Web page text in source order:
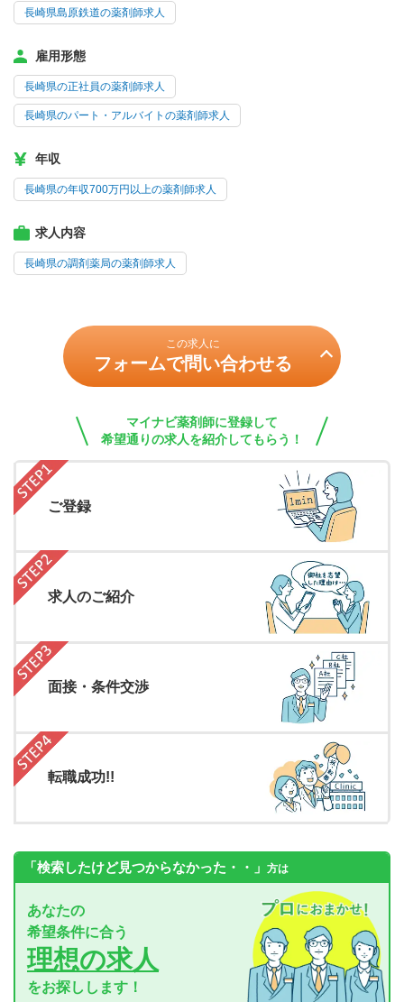
長崎県島原鉄道の薬剤師求人
雇用形態
長崎県の正社員の薬剤師求人
長崎県のパート・アルバイトの薬剤師求人
年収
長崎県の年収700万円以上の薬剤師求人
求人内容
長崎県の調剤薬局の薬剤師求人
この求人に
フォームで問い合わせる
マイナビ薬剤師に登録して
希望通りの求人を紹介してもらう！
ご登録
求人のご紹介
面接・条件交渉
転職成功!!
「検索したけど見つからなかった・・」 方は
あなたの
希望条件に合う
理想の求人
をお探しします！